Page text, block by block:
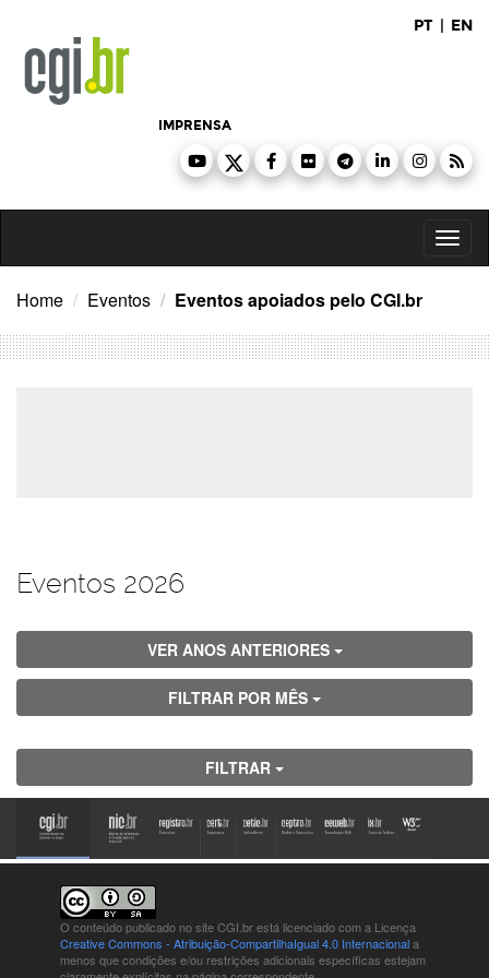
conteúdo
PT | EN
IMPRENSA
Home Eventos Eventos apoiados pelo CGI.br
Eventos 2026
VER ANOS ANTERIORES
FILTRAR POR MÊS
FILTRAR
O conteúdo publicado no site CGI.br está licenciado com a Licença
Creative Commons - Atribuição-CompartilhaIgual 4.0 Internacionala
menos que condições e/ou restrições adicionais específicas estejam